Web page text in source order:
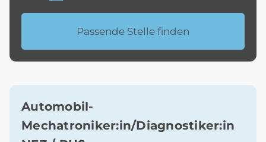
Automobil-
Mechatroniker:in/Diagnostiker:in